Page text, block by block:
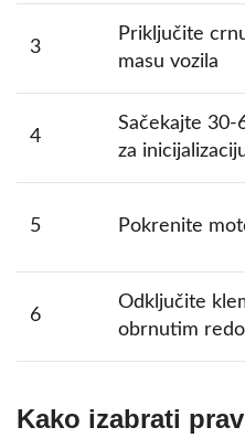
3
Priključite
masu vozila
4
Sačekajte 30-
za
5 Pokrenite
6
Odključite
obrnutim
Kako izabrati